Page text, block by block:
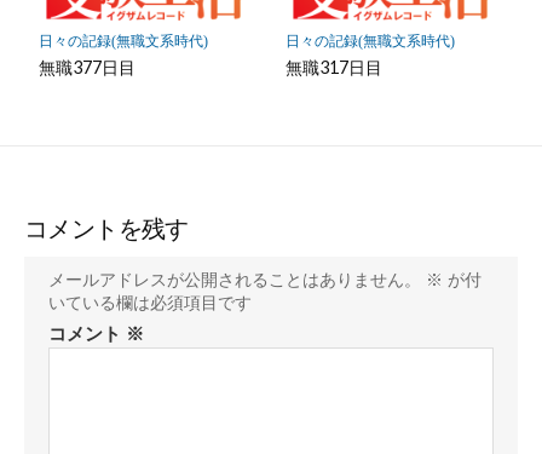
日々の記録(無職文系時代)
無職377日目
日々の記録(無職文系時代)
無職317日目
コメントを残す
メールアドレスが公開されることはありません。 ※ が付
いている欄は必須項目です
コメント ※